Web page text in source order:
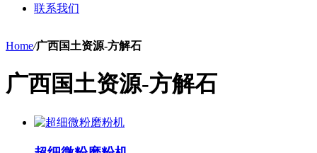
联系我们
Home/广西国土资源-方解石
广西国土资源-方解石